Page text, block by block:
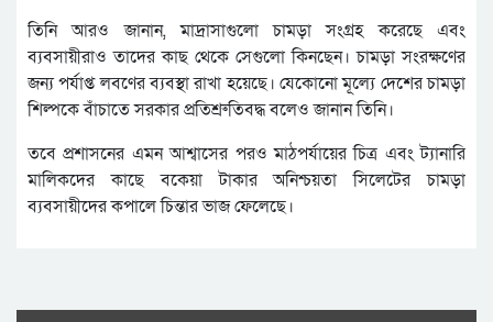
তিনি আরও জানান, মাদ্রাসাগুলো চামড়া সংগ্রহ করেছে এবং
ব্যবসায়ীরাও তাদের কাছ থেকে সেগুলো কিনছেন। চামড়া সংরক্ষণের
জন্য পর্যাপ্ত লবণের ব্যবস্থা রাখা হয়েছে। যেকোনো মূল্যে দেশের চামড়া
শিল্পকে বাঁচাতে সরকার প্রতিশ্রুতিবদ্ধ বলেও জানান তিনি।
তবে প্রশাসনের এমন আশ্বাসের পরও মাঠপর্যায়ের চিত্র এবং ট্যানারি
মালিকদের কাছে বকেয়া টাকার অনিশ্চয়তা সিলেটের চামড়া
ব্যবসায়ীদের কপালে চিন্তার ভাজ ফেলেছে।